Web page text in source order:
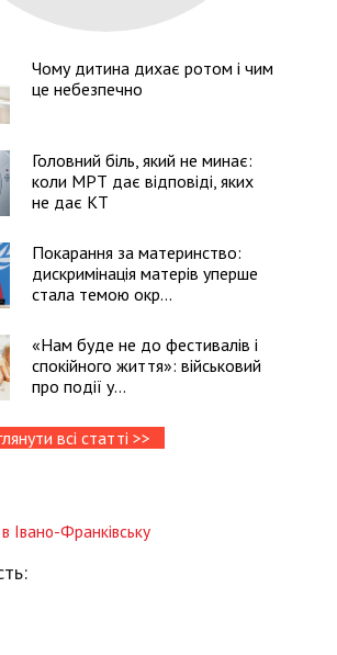
Чому дитина дихає ротом і чим
це небезпечно
Головний біль, який не минає:
коли МРТ дає відповіді, яких
не дає КТ
Покарання за материнство:
дискримінація матерів уперше
стала темою окр...
«Нам буде не до фестивалів і
спокійного життя»: військовий
про події у...
всі статті >>
Івано-Франківську